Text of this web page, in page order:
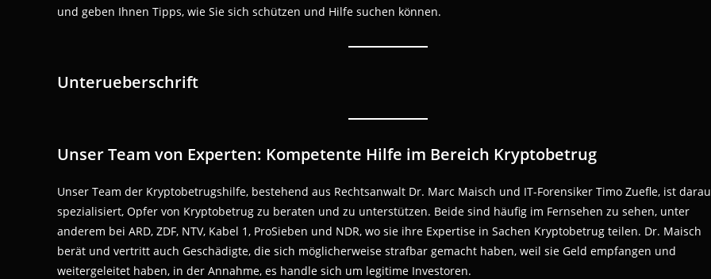
und geben Ihnen Tipps, wie Sie sich schützen und Hilfe suchen können.
Unterueberschrift
Unser Team von Experten: Kompetente Hilfe im Bereich Kryptobetrug
Unser Team der Kryptobetrugshilfe, bestehend aus Rechtsanwalt Dr. Marc Maisch und IT-Forensiker Timo Zuefle, ist
spezialisiert, Opfer von Kryptobetrug zu beraten und zu unterstützen. Beide sind häufig im Fernsehen zu sehen, unter
anderem bei ARD, ZDF, NTV, Kabel 1, ProSieben und NDR, wo sie ihre Expertise in Sachen Kryptobetrug teilen. Dr. Maisch
berät und vertritt auch Geschädigte, die sich möglicherweise strafbar gemacht haben, weil sie Geld empfangen und
weitergeleitet haben, in der Annahme, es handle sich um legitime Investoren.